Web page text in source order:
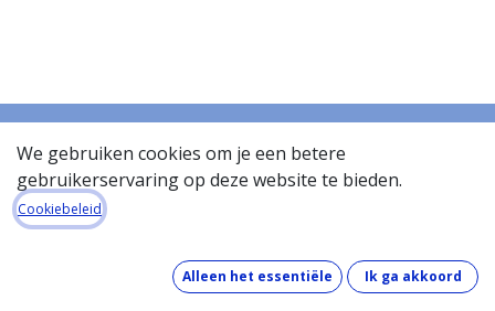
Startpagina
Over de databank
Hoe werkt de databank?
Wat zit er in de databank?
We gebruiken cookies om je een betere
gebruikerservaring op deze website te bieden.
Cookiebeleid
Alleen het essentiële Ik ga akkoord